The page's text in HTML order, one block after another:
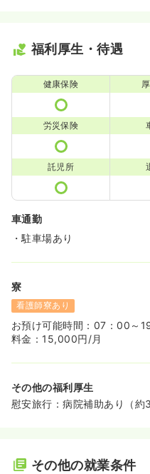
福利厚生・待遇
健康保険
労災保険
託児所
車通勤
・駐車場あり
寮
看護師寮あり
お預け可能時間：07：00～
料金：15,000円/月
その他の福利厚生
慰安旅行：病院補助あり（約
その他の就業条件